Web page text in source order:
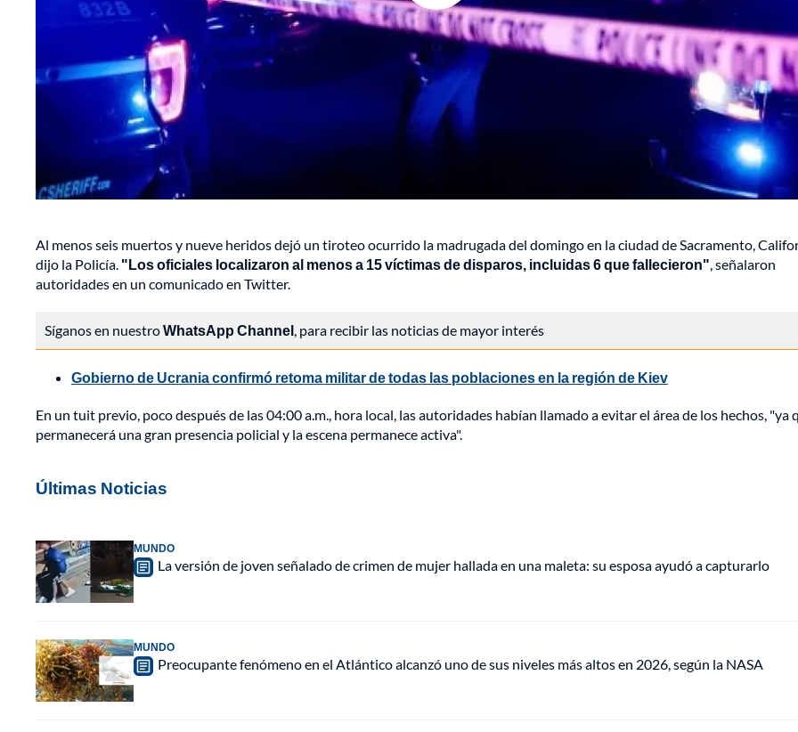
Al menos seis muertos y nueve heridos dejó un tiroteo ocurrido la madrugada del domingo en la ciudad de Sacramento,
dijo la Policía. "Los oficiales localizaron al menos a 15 víctimas de disparos, incluidas 6 que fallecieron", señalaron
autoridades en un comunicado en Twitter.
Síganos en nuestroWhatsApp Channel, para recibir las noticias de mayor interés
Gobierno de Ucrania confirmó retoma militar de todas las poblaciones en la región de Kiev
En un tuit previo, poco después de las 04:00 a.m., hora local, las autoridades habían llamado a evitar el área de los hechos, "ya
permanecerá una gran presencia policial y la escena permanece activa".
Últimas Noticias
MUNDO
La versión de joven señalado de crimen de mujer hallada en una maleta: su esposa ayudó a capturarlo
MUNDO
Preocupante fenómeno en el Atlántico alcanzó uno de sus niveles más altos en 2026, según la NASA